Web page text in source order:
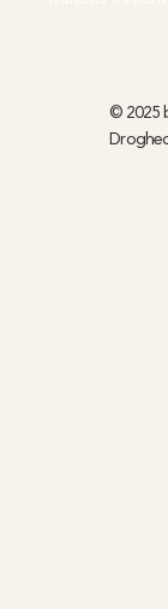
© 2025